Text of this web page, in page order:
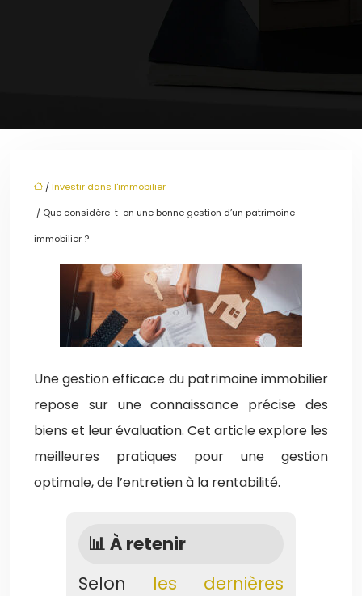
/ Investir dans l'immobilier
/ Que considère-t-on une bonne gestion d’un patrimoine
immobilier ?
Une gestion efficace du patrimoine immobilier
repose sur une connaissance précise des
biens et leur évaluation. Cet article explore les
meilleures pratiques pour une gestion
optimale, de l’entretien à la rentabilité.
📊 À retenir
Selon les dernières